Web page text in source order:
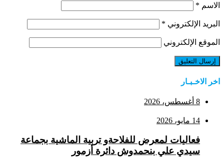
الاسم *
البريد الإلكتروني *
الموقع الإلكتروني
اخر الاخـبـار
8 أغسطس، 2026
14 مايو، 2026
فعاليات لمعرض للفلاحةو تربية الماشية بجماعة
سيدي علي بنحمدوش دائرة أزمور